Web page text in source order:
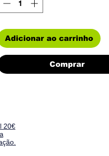
Adicionar ao carrinho
Comprar
20€